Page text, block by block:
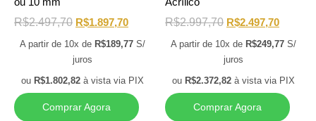
R$2.497,70 R$1.897,70
A partir de 10x de R$189,77 S/
juros
ou R$1.802,82 à vista via PIX
Comprar Agora
R$2.997,70 R$2.497,70
A partir de 10x de R$249,77 S/
juros
ou R$2.372,82 à vista via PIX
Comprar Agora